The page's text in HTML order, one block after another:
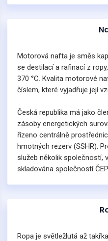
Motorová nafta je směs
se destilací a rafinací z
370 °C. Kvalita motorové
číslem, které vyjadřuje její
Česká republika má jako
zásoby energetických
řízeno centrálně
hmotných rezerv (SSHR).
služeb několik společností,
skladována společností
Ropa je světležlutá až